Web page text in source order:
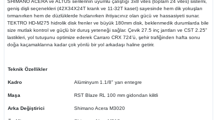
SHIMANO ACERA ve ALTUS serilerinin uyumlu çalıştığı 3x8 vites (toplam 24 vites) sistemi,
geniş dişli seçenekleri (42X34X24T krank ve 11-32T kaset) sayesinde hem dik yokuşları
tırmanırken hem de düzlüklerde hızlanırken ihtiyacınız olan gücü ve hassasiyeti sunar.
TEKTRO HD-M275 hidrolik disk frenler ve büyük 180mm disk, beklenmedik durumlarda bile
size mutlak kontrol ve güçlü bir duruş yeteneği sağlar. Çevik 27.5 inç jantları ve CST 2.25"
lastikleri, yol tutuşunu optimize ederek Carraro CRX 724'ü, şehir trafiğinden hafta sonu
doğa kaçamaklarına kadar çok yönlü bir yol arkadaşı haline getirir.
Teknik Özellikler
Kadro Alüminyum 1.1/8" yarı entegre
Maşa RST Blaze RL 100 mm gidondan kilitli
Arka Değiştirici Shimano Acera M3020